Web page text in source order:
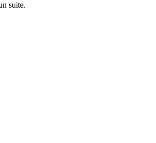
suite.